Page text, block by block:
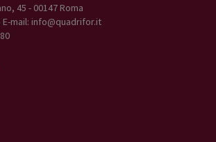
45 - 00147 Roma
mail: info@quadrifor.it